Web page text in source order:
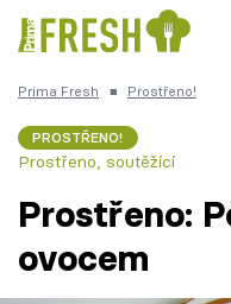
Česká kuchyně
Prima Fresh ■ Prostřeno!
PROSTŘENO!
Prostřeno, soutěžící
Prostřeno:
ovocem